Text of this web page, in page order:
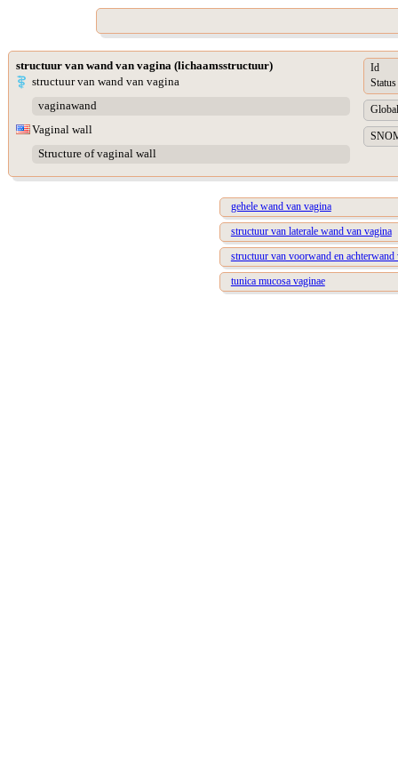
structuur van wand van vagina (lichaamsstructuur)
structuur van wand van vagina
vaginawand
Vaginal wall
Structure of vaginal wall
Id
Status
gehele wand van vagina
structuur van laterale wand van vagina
structuur van voorwand en achterwand
tunica mucosa vaginae